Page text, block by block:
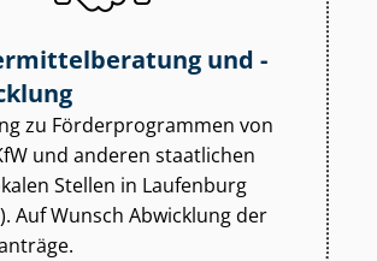
und -
zu För­der­pro­gram­men von
und anderen staatlichen
Stellen in Laufenburg
Auf Wunsch Abwicklung der